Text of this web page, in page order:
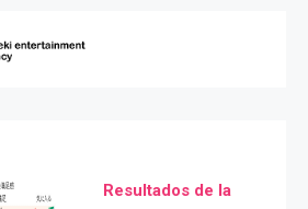
Resultados de la